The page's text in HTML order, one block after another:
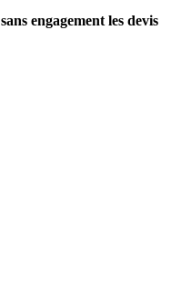
sans engagement les devis